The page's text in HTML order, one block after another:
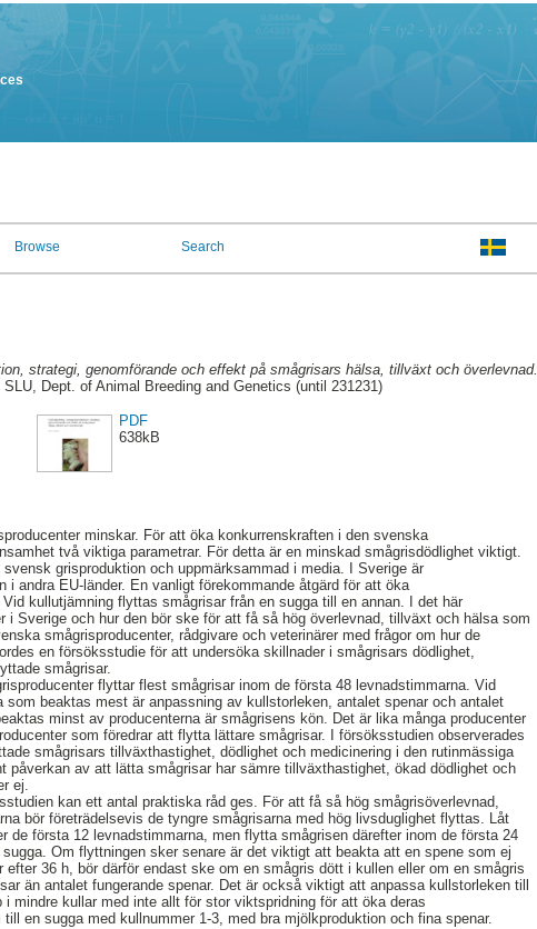
Browse Search
strategi, genomförande och effekt på smågrisars hälsa, tillväxt och överlevnad.
Dept. of Animal Breeding and Genetics (until 231231)
PDF
638kB
minskar. För att öka konkurrenskraften i den svenska
två viktiga parametrar. För detta är en minskad smågrisdödlighet viktigt.
grisproduktion och uppmärksammad i media. I Sverige är
i andra EU-länder. En vanligt förekommande åtgärd för att öka
kullutjämning flyttas smågrisar från en sugga till en annan. I det här
i Sverige och hur den bör ske för att få så hög överlevnad, tillväxt och hälsa som
smågrisproducenter, rådgivare och veterinärer med frågor om hur de
en försöksstudie för att undersöka skillnader i smågrisars dödlighet,
smågrisar.
flyttar flest smågrisar inom de första 48 levnadstimmarna. Vid
beaktas mest är anpassning av kullstorleken, antalet spenar och antalet
minst av producenterna är smågrisens kön. Det är lika många producenter
som föredrar att flytta lättare smågrisar. I försöksstudien observerades
smågrisars tillväxthastighet, dödlighet och medicinering i den rutinmässiga
påverkan av att lätta smågrisar har sämre tillväxthastighet, ökad dödlighet och
ej.
kan ett antal praktiska råd ges. För att få så hög smågrisöverlevnad,
bör företrädelsevis de tyngre smågrisarna med hög livsduglighet flyttas. Låt
de första 12 levnadstimmarna, men flytta smågrisen därefter inom de första 24
Om flyttningen sker senare är det viktigt att beakta att en spene som ej
36 h, bör därför endast ske om en smågris dött i kullen eller om en smågris
än antalet fungerande spenar. Det är också viktigt att anpassa kullstorleken till
mindre kullar med inte allt för stor viktspridning för att öka deras
en sugga med kullnummer 1-3, med bra mjölkproduktion och fina spenar.